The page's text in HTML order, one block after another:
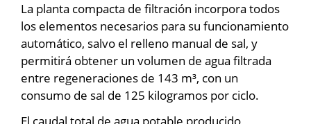
La planta compacta de filtración incorpora todos
los elementos necesarios para su funcionamiento
automático, salvo el relleno manual de sal, y
permitirá obtener un volumen de agua filtrada
entre regeneraciones de 143 m³, con un
consumo de sal de 125 kilogramos por ciclo.